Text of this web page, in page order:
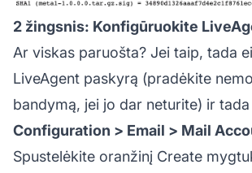
2 žingsnis: Konfigūruokite
Ar viskas paruošta? Jei taip, tada
LiveAgent paskyrą (pradėkite
bandymą, jei jo dar neturite) ir
Configuration > Email > Mail
Spustelėkite oranžinį Create